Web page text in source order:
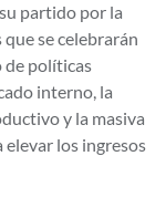
partido por la
se celebrarán
de políticas
interno, la
y la masiva
elevar los ingresos